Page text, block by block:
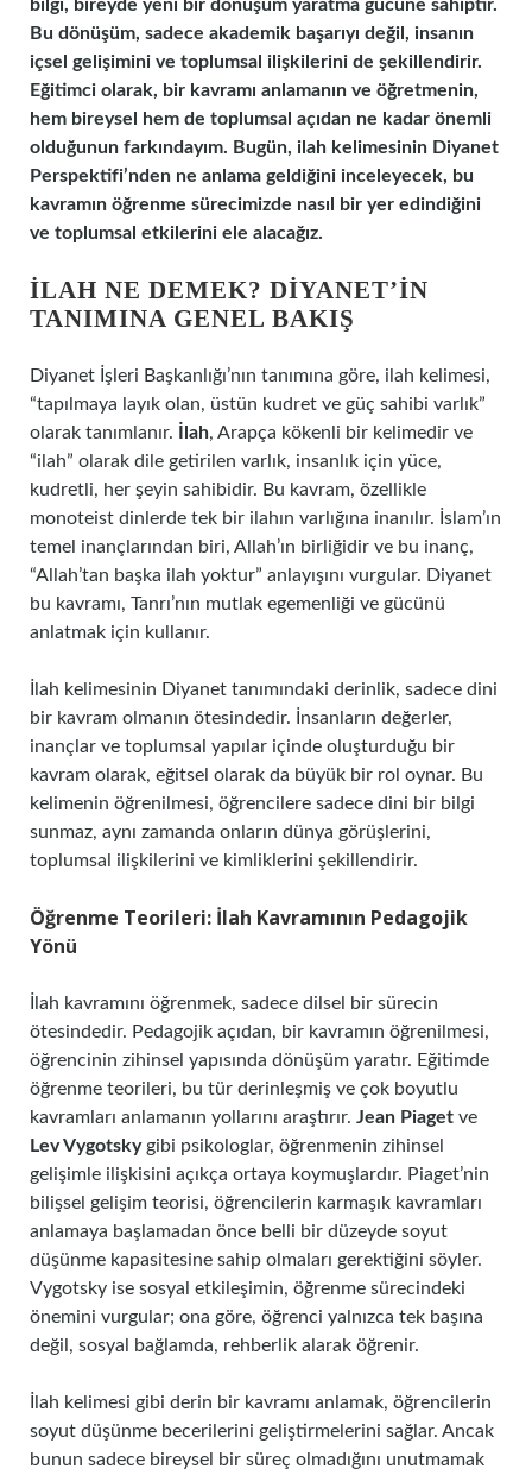
bilgi, bireyde yeni bir dönüşüm yaratma gücüne sahiptir.
Bu dönüşüm, sadece akademik başarıyı değil, insanın
içsel gelişimini ve toplumsal ilişkilerini de şekillendirir.
Eğitimci olarak, bir kavramı anlamanın ve öğretmenin,
hem bireysel hem de toplumsal açıdan ne kadar önemli
olduğunun farkındayım. Bugün, ilah kelimesinin Diyanet
Perspektifi’nden ne anlama geldiğini inceleyecek, bu
kavramın öğrenme sürecimizde nasıl bir yer edindiğini
ve toplumsal etkilerini ele alacağız.
İLAH NE DEMEK? DIYANET’IN
TANIMINA GENEL BAKIŞ
Diyanet İşleri Başkanlığı’nın tanımına göre, ilah kelimesi,
“tapılmaya layık olan, üstün kudret ve güç sahibi varlık”
olarak tanımlanır.
İlah, Arapça kökenli bir kelimedir ve
“ilah” olarak dile getirilen varlık, insanlık için yüce,
kudretli, her şeyin sahibidir. Bu kavram, özellikle
monoteist dinlerde tek bir ilahın varlığına inanılır. İslam’ın
temel inançlarından biri, Allah’ın birliğidir ve bu inanç,
“Allah’tan başka ilah yoktur” anlayışını vurgular. Diyanet
bu kavramı, Tanrı’nın mutlak egemenliği ve gücünü
anlatmak için kullanır.
İlah kelimesinin Diyanet tanımındaki derinlik, sadece dini
bir kavram olmanın ötesindedir. İnsanların değerler,
inançlar ve toplumsal yapılar içinde oluşturduğu bir
kavram olarak, eğitsel olarak da büyük bir rol oynar. Bu
kelimenin öğrenilmesi, öğrencilere sadece dini bir bilgi
sunmaz, aynı zamanda onların dünya görüşlerini,
toplumsal ilişkilerini ve kimliklerini şekillendirir.
Öğrenme Teorileri: İlah Kavramının Pedagojik
Yönü
İlah kavramını öğrenmek, sadece dilsel bir sürecin
ötesindedir. Pedagojik açıdan, bir kavramın öğrenilmesi,
öğrencinin zihinsel yapısında dönüşüm yaratır. Eğitimde
öğrenme teorileri, bu tür derinleşmiş ve çok boyutlu
kavramları anlamanın yollarını araştırır. Jean Piaget ve
Lev Vygotskygibi psikologlar, öğrenmenin zihinsel
gelişimle ilişkisini açıkça ortaya koymuşlardır. Piaget’nin
bilişsel gelişim teorisi, öğrencilerin karmaşık kavramları
anlamaya başlamadan önce belli bir düzeyde soyut
düşünme kapasitesine sahip olmaları gerektiğini söyler.
Vygotsky ise sosyal etkileşimin, öğrenme sürecindeki
önemini vurgular; ona göre, öğrenci yalnızca tek başına
değil, sosyal bağlamda, rehberlik alarak öğrenir.
İlah kelimesi gibi derin bir kavramı anlamak, öğrencilerin
soyut düşünme becerilerini geliştirmelerini sağlar. Ancak
bunun sadece bireysel bir süreç olmadığını unutmamak